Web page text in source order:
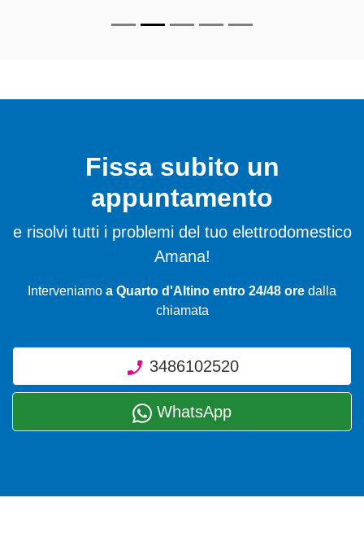
Fissa subito un
appuntamento
e risolvi tutti i problemi del tuo elettrodomestico
Amana!
Interveniamo a Quarto d'Altino entro 24/48 ore dalla
chiamata
3486102520
WhatsApp